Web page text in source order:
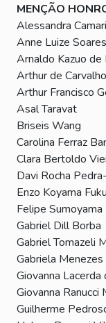
MENÇÃO
Alessandra
Anne Luize
Arnaldo Kazuo
Arthur de
Arthur Francisco
Asal Taravat
Briseis Wang
Carolina Ferraz
Clara Bertoldo
Davi Rocha
Enzo Koyama
Felipe Sumoyama
Gabriel Dill Borba
Gabriel Tomazeli
Gabriela Menezes
Giovanna Lacerda
Giovanna Ranucci
Guilherme